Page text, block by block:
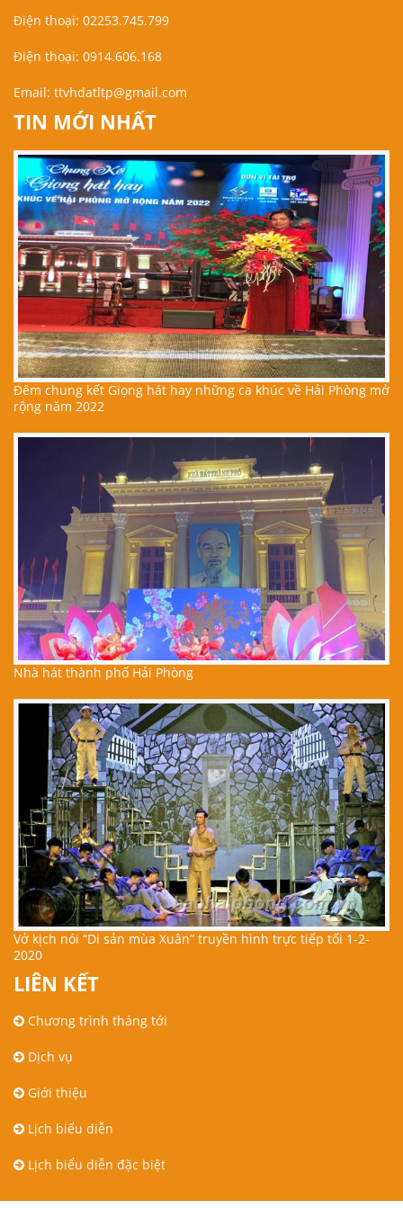
Điện thoại: 02253.745.799
Điện thoại: 0914.606.168
Email: ttvhdatltp@gmail.com
TIN MỚI NHẤT
Đêm chung kết Giọng hát hay những ca khúc về Hải Phòng mở
rộng năm 2022
Nhà hát thành phố Hải Phòng
Vở kịch nói “Di sản mùa Xuân” truyền hình trực tiếp tối 1-2-
2020
LIÊN KẾT
Chương trình tháng tới
Dịch vụ
Giới thiệu
Lịch biểu diễn
Lịch biểu diễn đặc biệt